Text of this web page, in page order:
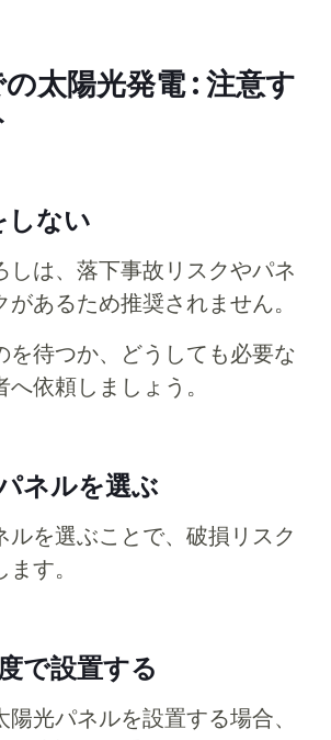
太陽光発電 : 注意す
ない
しは、落下事故リスクやパネ
あるため推奨されません。
を待つか、どうしても必要な
依頼しましょう。
ネルを選ぶ
ルを選ぶことで、破損リスク
す。
で設置する
光パネルを設置する場合、